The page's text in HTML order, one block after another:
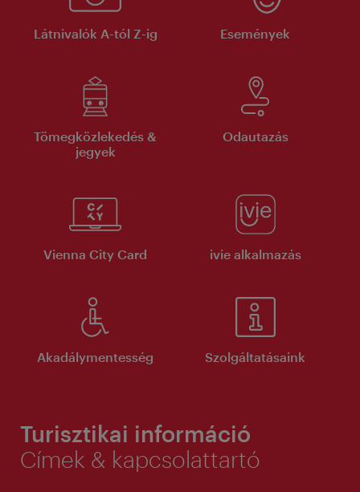
Látnivalók A-tól Z-ig Események
Tömegközlekedés &
jegyek
Odautazás
Vienna City Card ivie alkalmazás
Akadálymentesség Szolgáltatásaink
Turisztikai információ
Címek & kapcsolattartó